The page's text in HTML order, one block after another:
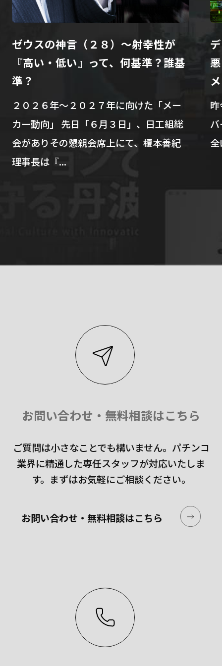
）～射幸性が
、何基準？誰基
年に向けた「メー
３日」、日工組総
上にて、榎本善紀
データ公開は正義？
悪!? パチプロから見
メリット・デメリット
昨今、当店は1カ月中18
バー、24時間365日デー
全!! みたいな感じの店舗
お問い合わせ・無料相談はこちら
ご質問は小さなことでも構いません。 パチンコ
業界に精通した専任スタッフが対応いたしま
す。 まずはお気軽にご相談ください。
お問い合わせ・無料相談はこちら